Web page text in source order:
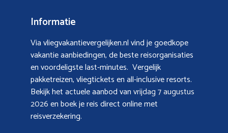
Informatie
Via vliegvakantievergelijken.nl vind je goedkope
vakantie aanbiedingen, de beste reisorganisaties
en voordeligste last-minutes. Vergelijk
pakketreizen, vliegtickets en all-inclusive resorts.
Bekijk het actuele aanbod vanvrijdag 7 augustus
2026en boek je reis direct online met
reisverzekering.